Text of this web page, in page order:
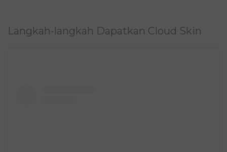
Langkah-langkah Dapatkan Cloud Skin